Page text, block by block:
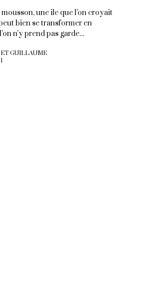
une ile que l'on croyait
bien se transformer en
n'y prend pas garde...
GUILLAUME